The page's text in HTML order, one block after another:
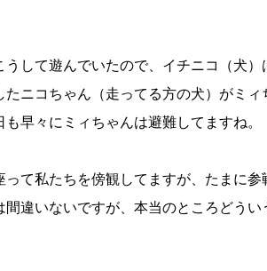
うして遊んでいたので、イチニコ（犬
ニコちゃん（走ってる方の犬）がミ
早々にミィちゃんは避難してますね。
て私たちを傍観してますが、たまに参
違いないですが、本当のところどう